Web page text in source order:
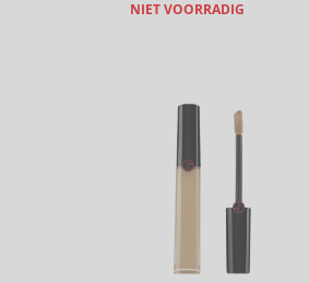
NIET VOORRADIG